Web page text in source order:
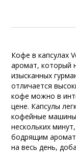
Кофе в капсулах
аромат, который
изысканных
отличается
кофе можно в
цене. Капсулы
кофейные
нескольких
бодрящим
на весь день,